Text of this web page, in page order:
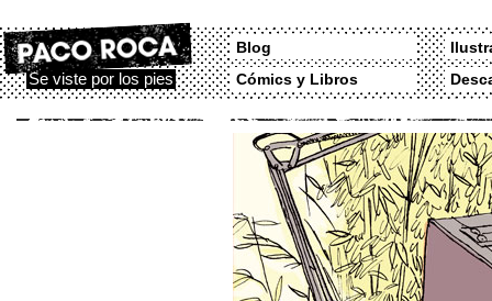
Se viste por los pies
Blog
Cómics y Libros